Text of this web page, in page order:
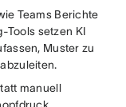
Teams Berichte
Tools setzen KI
Muster zu
manuell